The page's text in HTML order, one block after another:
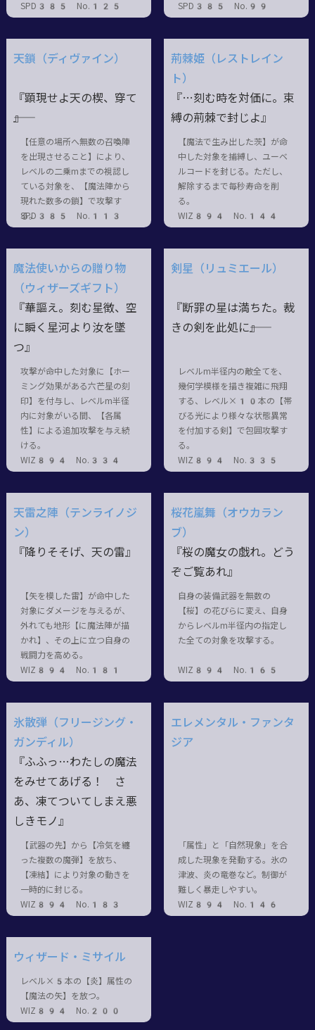
SPD385 No.125
SPD385 No.99
天鎖（ディヴァイン）
『顕現せよ天の楔、穿て
――』
【任意の場所へ無数の召喚陣
を出現させること】により、
レベルの二乗mまでの視認し
ている対象を、【魔法陣から
現れた数多の鎖】で攻撃す
る。
SPD385 No.113
荊棘姫（レストレイン
ト）
『…刻む時を対価に。束
縛の荊棘で封じよ』
【魔法で生み出した茨】が命
中した対象を捕縛し、ユーベ
ルコードを封じる。ただし、
解除するまで毎秒寿命を削
る。
WIZ894 No.144
魔法使いからの贈り物
（ウィザーズギフト）
『華謳え。刻む星徴、空
に瞬く星河より汝を墜
つ』
攻撃が命中した対象に【ホー
ミング効果がある六芒星の刻
印】を付与し、レベルm半径
内に対象がいる間、【各属
性】による追加攻撃を与え続
ける。
WIZ894 No.334
剣星（リュミエール）
『断罪の星は満ちた。裁
きの剣を此処に――』
レベルm半径内の敵全てを、
幾何学模様を描き複雑に飛翔
する、レベル×10本の【帯
びる光により様々な状態異常
を付加する剣】で包囲攻撃す
る。
WIZ894 No.335
天雷之陣（テンライノジ
ン）
『降りそそげ、天の雷』
【矢を模した雷】が命中した
対象にダメージを与えるが、
外れても地形【に魔法陣が描
かれ】、その上に立つ自身の
戦闘力を高める。
WIZ894 No.181
桜花嵐舞（オウカラン
ブ）
『桜の魔女の戯れ。どう
ぞご覧あれ』
自身の装備武器を無数の
【桜】の花びらに変え、自身
からレベルm半径内の指定し
た全ての対象を攻撃する。
WIZ894 No.165
氷散弾（フリージング・
ガンディル）
『ふふっ…わたしの魔法
をみせてあげる！ さ
あ、凍てついてしまえ悪
しきモノ』
【武器の先】から【冷気を纏
った複数の魔弾】を放ち、
【凍結】により対象の動きを
一時的に封じる。
WIZ894 No.183
エレメンタル・ファンタ
ジア
「属性」と「自然現象」を合
成した現象を発動する。氷の
津波、炎の竜巻など。制御が
難しく暴走しやすい。
WIZ894 No.146
ウィザード・ミサイル
レベル×5本の【炎】属性の
【魔法の矢】を放つ。
WIZ894 No.200